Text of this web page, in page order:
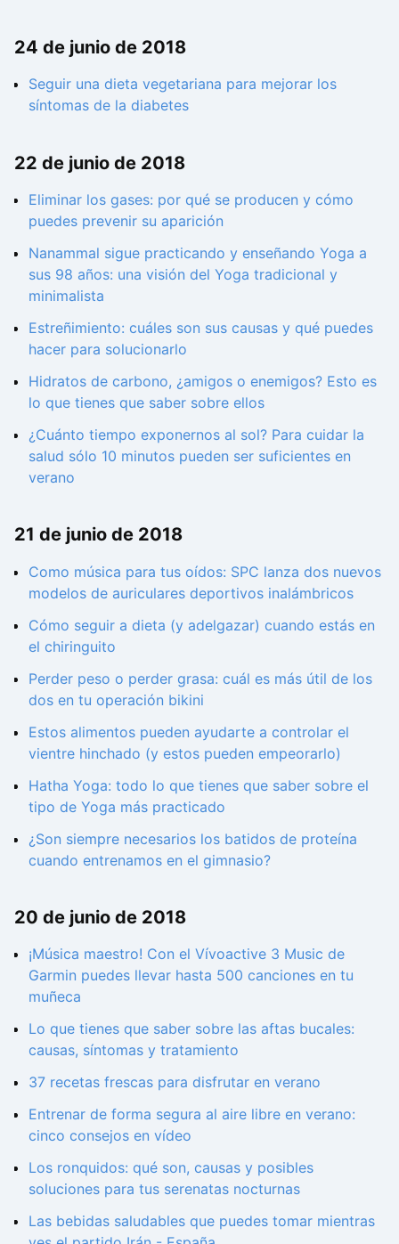
24 de junio de 2018
Seguir una dieta vegetariana para mejorar los
síntomas de la diabetes
22 de junio de 2018
Eliminar los gases: por qué se producen y cómo
puedes prevenir su aparición
Nanammal sigue practicando y enseñando Yoga a
sus 98 años: una visión del Yoga tradicional y
minimalista
Estreñimiento: cuáles son sus causas y qué puedes
hacer para solucionarlo
Hidratos de carbono, ¿amigos o enemigos? Esto es
lo que tienes que saber sobre ellos
¿Cuánto tiempo exponernos al sol? Para cuidar la
salud sólo 10 minutos pueden ser suficientes en
verano
21 de junio de 2018
Como música para tus oídos: SPC lanza dos nuevos
modelos de auriculares deportivos inalámbricos
Cómo seguir a dieta (y adelgazar) cuando estás en
el chiringuito
Perder peso o perder grasa: cuál es más útil de los
dos en tu operación bikini
Estos alimentos pueden ayudarte a controlar el
vientre hinchado (y estos pueden empeorarlo)
Hatha Yoga: todo lo que tienes que saber sobre el
tipo de Yoga más practicado
¿Son siempre necesarios los batidos de proteína
cuando entrenamos en el gimnasio?
20 de junio de 2018
¡Música maestro! Con el Vívoactive 3 Music de
Garmin puedes llevar hasta 500 canciones en tu
muñeca
Lo que tienes que saber sobre las aftas bucales:
causas, síntomas y tratamiento
37 recetas frescas para disfrutar en verano
Entrenar de forma segura al aire libre en verano:
cinco consejos en vídeo
Los ronquidos: qué son, causas y posibles
soluciones para tus serenatas nocturnas
Las bebidas saludables que puedes tomar mientras